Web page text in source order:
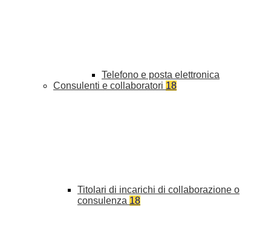
Telefono e posta elettronica
Consulenti e collaboratori 18
Titolari di incarichi di collaborazione o
consulenza 18